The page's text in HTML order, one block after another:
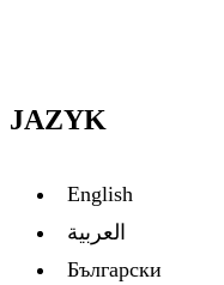
JAZYK
English
العربية
Български